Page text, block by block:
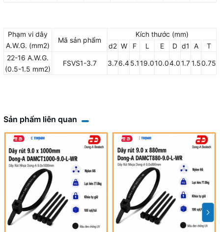
Phạm vi dây
A.W.G. (mm2)
Mã sản phẩm
Kích thước (mm)
d2 W F L E D d1 A
T
22-16 A.W.G.
(0.5-1.5 mm2)
FSVS1-3.7 3.76.45.119.010.04.01.71.50.75
Sản phẩm liên quan